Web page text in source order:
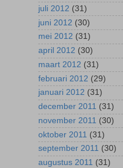
juli 2012 (31)
juni 2012 (30)
mei 2012 (31)
april 2012 (30)
maart 2012 (31)
februari 2012 (29)
januari 2012 (31)
december 2011 (31)
november 2011 (30)
oktober 2011 (31)
september 2011 (30)
augustus 2011 (31)